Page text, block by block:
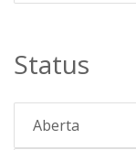
Status
Aberta